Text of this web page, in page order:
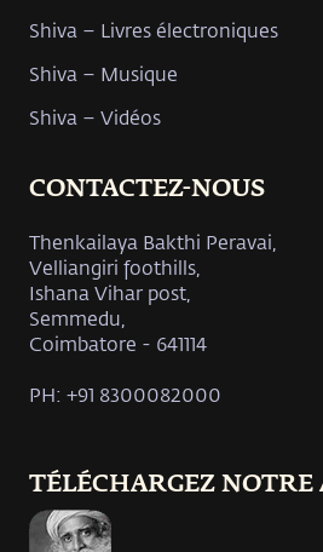
Shiva – Livres électroniques
Shiva – Musique
Shiva – Vidéos
CONTACTEZ-NOUS
Thenkailaya Bakthi Peravai,
Velliangiri foothills,
Ishana Vihar post,
Semmedu,
Coimbatore - 641114
PH: +91 8300082000
TÉLÉCHARGEZ